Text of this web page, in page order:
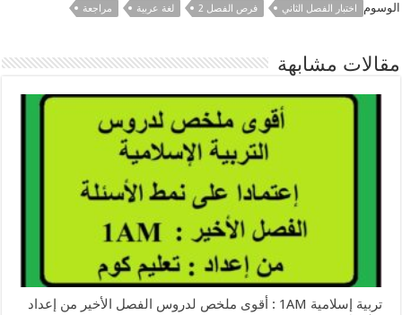
الوسوم اختبار الفصل الثاني فرص الفصل 2 لغة عربية مراجعة
مقالات مشابهة
تربية إسلامية 1AM : أقوى ملخص لدروس الفصل الأخير من إعداد